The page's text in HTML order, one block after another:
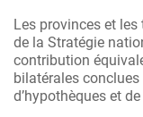
Les provinces et
de la Stratégie
contribution
bilatérales
d’hypothèques et